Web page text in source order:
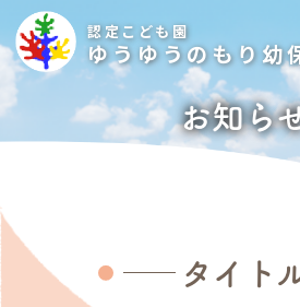
認定こども園
ゆうゆうのもり幼
お知ら
タイト